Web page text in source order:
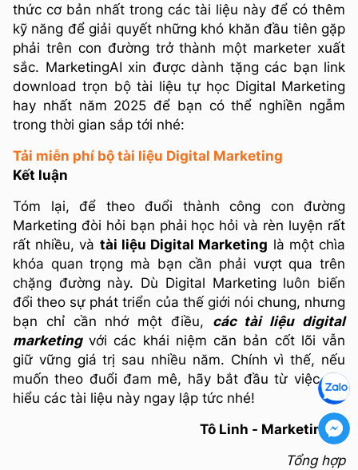
thức cơ bản nhất trong các tài liệu này để có thêm
kỹ năng để giải quyết những khó khăn đầu tiên gặp
phải trên con đường trở thành một marketer xuất
sắc. MarketingAI xin được dành tặng các bạn link
download trọn bộ tài liệu tự học Digital Marketing
hay nhất năm 2025 để bạn có thể nghiền ngẫm
trong thời gian sắp tới nhé:
Tải miễn phí bộ tài liệu Digital Marketing
Kết luận
Tóm lại, để theo đuổi thành công con đường
Marketing đòi hỏi bạn phải học hỏi và rèn luyện rất
rất nhiều, và tài liệu Digital Marketing là một chìa
khóa quan trọng mà bạn cần phải vượt qua trên
chặng đường này. Dù Digital Marketing luôn biến
đổi theo sự phát triển của thế giới nói chung, nhưng
bạn chỉ cần nhớ một điều, các tài liệu digital
marketingvới các khái niệm căn bản cốt lõi vẫn
giữ vững giá trị sau nhiều năm. Chính vì thế, nếu
muốn theo đuổi đam mê, hãy bắt đầu từ việc tìm
hiểu các tài liệu này ngay lập tức nhé!
Tô Linh - MarketingAI
Tổng hợp